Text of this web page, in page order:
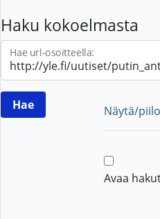
Haku kokoelmasta
Hae url-osoitteella:
Näytä/
Avaa